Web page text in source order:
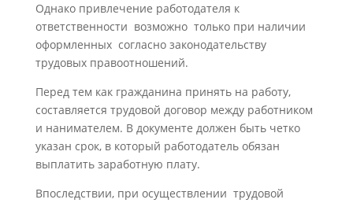
Однако привлечение работодателя к
ответственности возможно только при наличии
оформленных согласно законодательству
трудовых правоотношений.
Перед тем как гражданина принять на работу,
составляется трудовой договор между работником
и нанимателем. В документе должен быть четко
указан срок, в который работодатель обязан
выплатить заработную плату.
Впоследствии, при осуществлении трудовой